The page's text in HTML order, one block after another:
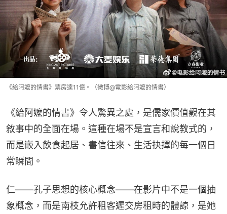
《給阿嬤的情書》票房達11億。（微博@電影給阿嬤的情書）
《給阿嬤的情書》令人驚異之處，是儒家價值觀在其
敘事中的全面在場。這種在場不是宣言和說教式的，
而是嵌入飲食起居、書信往來、生活抉擇的每一個日
常瞬間。
仁——孔子思想的核心概念——在影片中不是一個抽
象概念，而是南枝允許租客遲交房租時的體諒，是她